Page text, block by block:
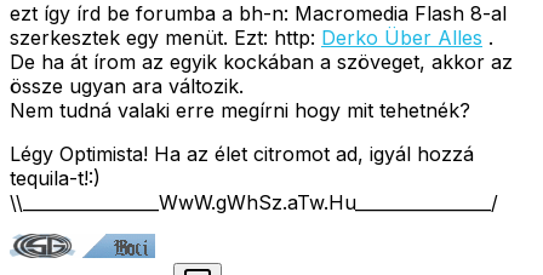
ezt így írd be forumba a bh-n: Macromedia Flash 8-al
szerkesztek egy menüt. Ezt: http: Derko Über Alles .
De ha át írom az egyik kockában a szöveget, akkor az
össze ugyan ara változik.
Nem tudná valaki erre megírni hogy mit tehetnék?
Légy Optimista! Ha az élet citromot ad, igyál hozzá
tequila-t!:)
\\________________WwW.gWhSz.aTw.Hu________________/